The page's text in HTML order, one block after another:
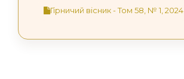
Гірничий вісник - Том 58, № 1, 2024